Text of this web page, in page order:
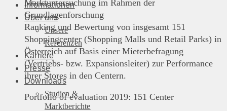
Informationen
Über uns
Unsere
Referenzen
Karriere
Presse
Downloads
Studien &
Marktberichte
Marktuntersuchung im Rahmen der
Grundlagenforschung
Ranking und Bewertung von insgesamt 151
Shoppingcenter (Shopping Malls und Retail Parks) in
Österreich auf Basis einer Mieterbefragung
(Vertriebs- bzw. Expansionsleiter) zur Performance
ihrer Stores in den Centern.
Portfolio of evaluation 2019: 151 Center